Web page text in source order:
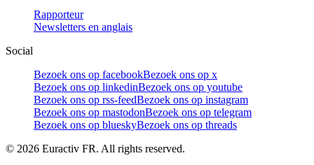
Rapporteur
Newsletters en anglais
Social
Bezoek ons op facebookBezoek ons op x
Bezoek ons op linkedinBezoek ons op youtube
Bezoek ons op rss-feedBezoek ons op instagram
Bezoek ons op mastodonBezoek ons op telegram
Bezoek ons op blueskyBezoek ons op threads
© 2026 Euractiv FR. All rights reserved.